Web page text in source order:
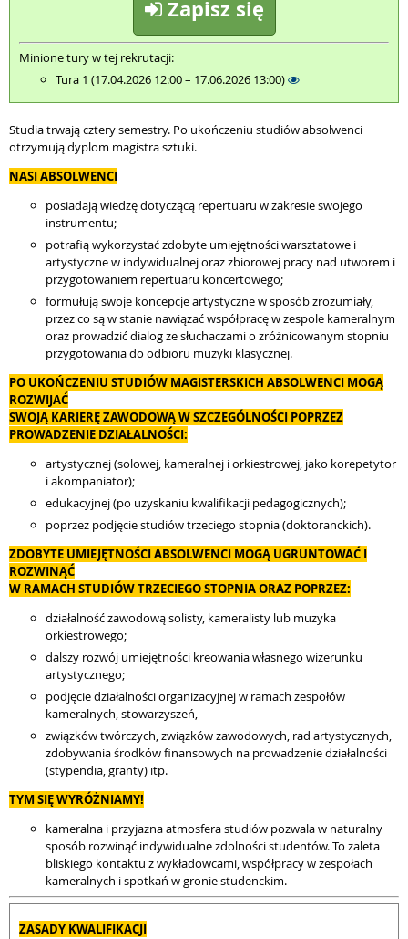
Zapisz się
Minione tury w tej rekrutacji:
Tura 1 (17.04.2026 12:00 – 17.06.2026 13:00)
Studia trwają cztery semestry. Po ukończeniu studiów absolwenci
otrzymują dyplom magistra sztuki.
NASI ABSOLWENCI
posiadają wiedzę dotyczącą repertuaru w zakresie swojego
instrumentu;
potrafią wykorzystać zdobyte umiejętności warsztatowe i
artystyczne w indywidualnej oraz zbiorowej pracy nad utworem i
przygotowaniem repertuaru koncertowego;
formułują swoje koncepcje artystyczne w sposób zrozumiały,
przez co są w stanie nawiązać współpracę w zespole kameralnym
oraz prowadzić dialog ze słuchaczami o zróżnicowanym stopniu
przygotowania do odbioru muzyki klasycznej.
PO UKOŃCZENIU STUDIÓW MAGISTERSKICH ABSOLWENCI MOGĄ
ROZWIJAĆ
SWOJĄ KARIERĘ ZAWODOWĄ W SZCZEGÓLNOŚCI POPRZEZ
PROWADZENIE DZIAŁALNOŚCI:
artystycznej (solowej, kameralnej i orkiestrowej, jako korepetytor
i akompaniator);
edukacyjnej (po uzyskaniu kwalifikacji pedagogicznych);
poprzez podjęcie studiów trzeciego stopnia (doktoranckich).
ZDOBYTE UMIEJĘTNOŚCI ABSOLWENCI MOGĄ UGRUNTOWAĆ I
ROZWINĄĆ
W RAMACH STUDIÓW TRZECIEGO STOPNIA ORAZ POPRZEZ:
działalność zawodową solisty, kameralisty lub muzyka
orkiestrowego;
dalszy rozwój umiejętności kreowania własnego wizerunku
artystycznego;
podjęcie działalności organizacyjnej w ramach zespołów
kameralnych, stowarzyszeń,
związków twórczych, związków zawodowych, rad artystycznych,
zdobywania środków finansowych na prowadzenie działalności
(stypendia, granty) itp.
TYM SIĘ WYRÓŻNIAMY!
kameralna i przyjazna atmosfera studiów pozwala w naturalny
sposób rozwinąć indywidualne zdolności studentów. To zaleta
bliskiego kontaktu z wykładowcami, współpracy w zespołach
kameralnych i spotkań w gronie studenckim.
ZASADY KWALIFIKACJI